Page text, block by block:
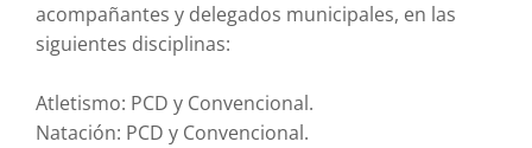
acompañantes y delegados municipales, en las
siguientes disciplinas:
Atletismo: PCD y Convencional.
Natación: PCD y Convencional.